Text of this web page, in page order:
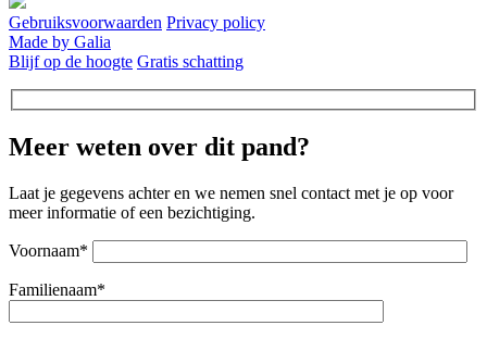
Gebruiksvoorwaarden Privacy policy
Made by Galia
Blijf op de hoogte Gratis schatting
Meer weten over dit pand?
Laat je gegevens achter en we nemen snel contact met je op voor
meer informatie of een bezichtiging.
Voornaam*
Familienaam*